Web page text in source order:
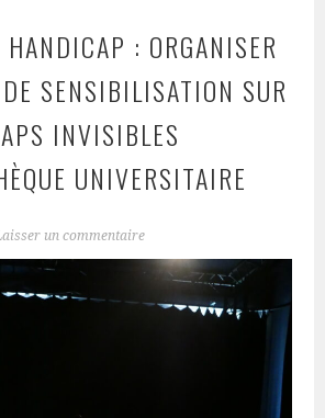
: ORGANISER
SENSIBILISATION SUR
INVISIBLES
UNIVERSITAIRE
un commentaire